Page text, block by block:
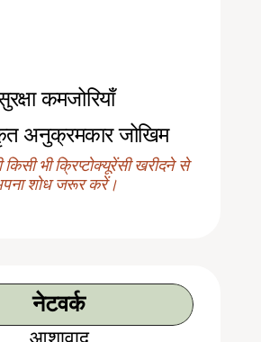
कमजोरियाँ
अनुक्रमकार जोखिम
किसी भी क्रिप्टोक्यूरेंसी खरीदने से
शोध जरूर करें।
नेटवर्क